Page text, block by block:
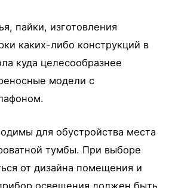
пайки, изготовления
каких-либо конструкций в
куда целесообразнее
модели с
для обустройства места
тумбы. При выборе
от дизайна помещения и
освещения должен быть